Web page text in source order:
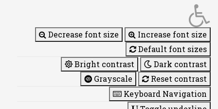
Decrease font size
Increase font size
Default font sizes
Bright contrast
Dark contrast
Grayscale
Reset contrast
Keyboard Navigation